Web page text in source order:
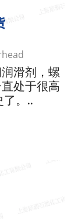
滑剂，螺
处于很高
了。..